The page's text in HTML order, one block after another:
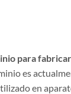
para
es
en